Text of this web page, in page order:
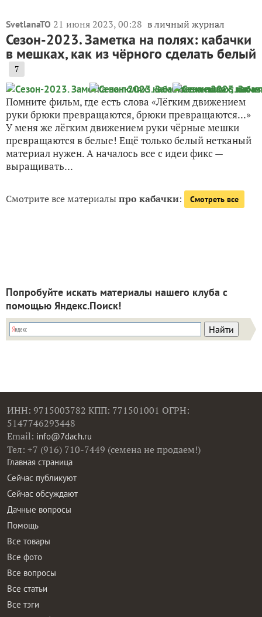
SvetlanaTO 21 июня 2023, 00:28 в личный журнал
Сезон-2023. Заметка на полях: кабачки
в мешках, как из чёрного сделать белый
7
Помните фильм, где есть слова «Лёгким движением
руки брюки превращаются, брюки превращаются...»
У меня же лёгким движением руки чёрные мешки
превращаются в белые! Ещё только белый нетканый
материал нужен. А началось все с идеи фикс —
выращивать...
Смотрите все материалыпро кабачки: Смотреть все
Попробуйте искать материалы нашего клуба с
помощью Яндекс.Поиск!
ИНН: 9715003782 КПП: 771501001 ОГРН:
5147746293448
Email: info@7dach.ru
Тел: +7 (916) 710-7449 (семена не продаем!)
Главная страница
Сейчас публикуют
Сейчас обсуждают
Дачные вопросы
Помощь
Все товары
Все фото
Все вопросы
Все статьи
Все тэги